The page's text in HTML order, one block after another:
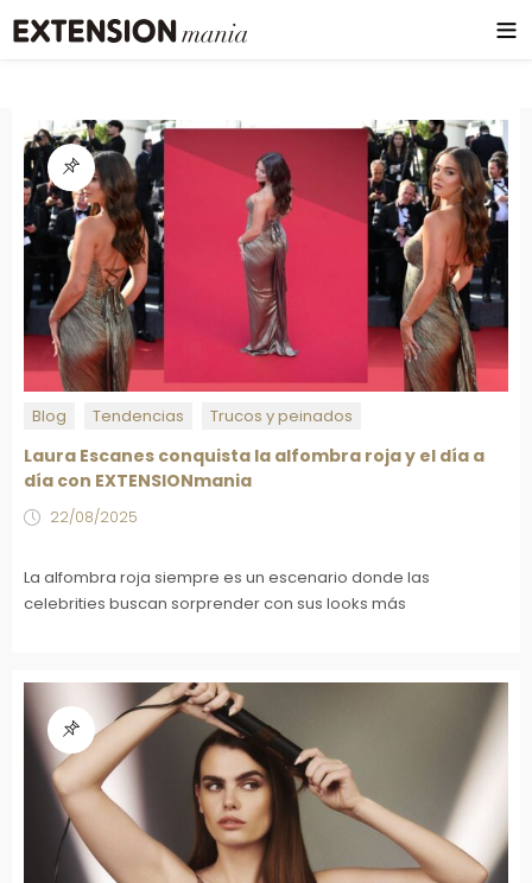
Blog Tendencias Trucos y peinados
Laura Escanes conquista la alfombra roja y el día a
día con EXTENSIONmania
22/08/2025
La alfombra roja siempre es un escenario donde las
celebrities buscan sorprender con sus looks más